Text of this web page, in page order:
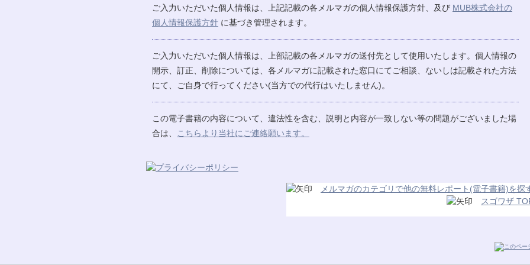
ご入力いただいた個人情報は、上記記載の各メルマガの個人情報保護方針、及び MUB株式会社の
個人情報保護方針 に基づき管理されます。
ご入力いただいた個人情報は、上部記載の各メルマガの送付先として使用いたします。個人情報の
開示、訂正、削除については、各メルマガに記載された窓口にてご相談、ないしは記載された方法
にて、ご自身で行ってください(当方での代行はいたしません)。
この電子書籍の内容について、違法性を含む、説明と内容が一致しない等の問題がございました場
合は、
こちらより当社にご連絡願います。
メルマガのカテゴリで他の無料レポート(電子書籍)を探
スゴワザ